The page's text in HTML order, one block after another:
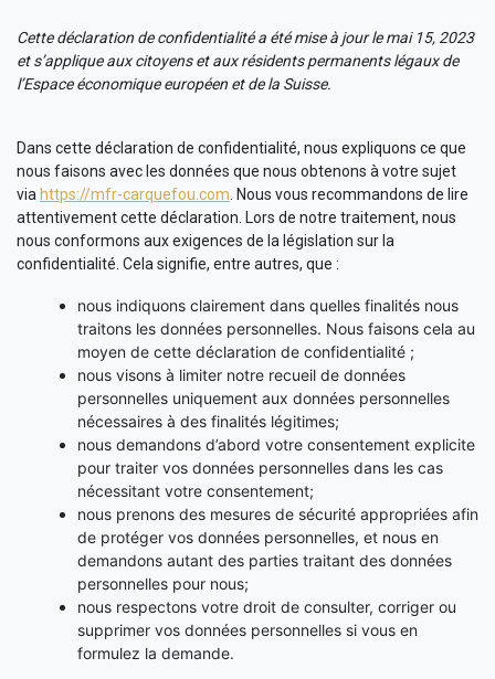
Cette déclaration de confidentialité a été mise à jour le mai 15, 2023
et s’applique aux citoyens et aux résidents permanents légaux de
l’Espace économique européen et de la Suisse.
Dans cette déclaration de confidentialité, nous expliquons ce que
nous faisons avec les données que nous obtenons à votre sujet
via https://mfr-carquefou.com . Nous vous recommandons de lire
attentivement cette déclaration. Lors de notre traitement, nous
nous conformons aux exigences de la législation sur la
confidentialité. Cela signifie, entre autres, que :
nous indiquons clairement dans quelles finalités nous
traitons les données personnelles. Nous faisons cela au
moyen de cette déclaration de confidentialité ;
nous visons à limiter notre recueil de données
personnelles uniquement aux données personnelles
nécessaires à des finalités légitimes;
nous demandons d’abord votre consentement explicite
pour traiter vos données personnelles dans les cas
nécessitant votre consentement;
nous prenons des mesures de sécurité appropriées afin
de protéger vos données personnelles, et nous en
demandons autant des parties traitant des données
personnelles pour nous;
nous respectons votre droit de consulter, corriger ou
supprimer vos données personnelles si vous en
formulez la demande.